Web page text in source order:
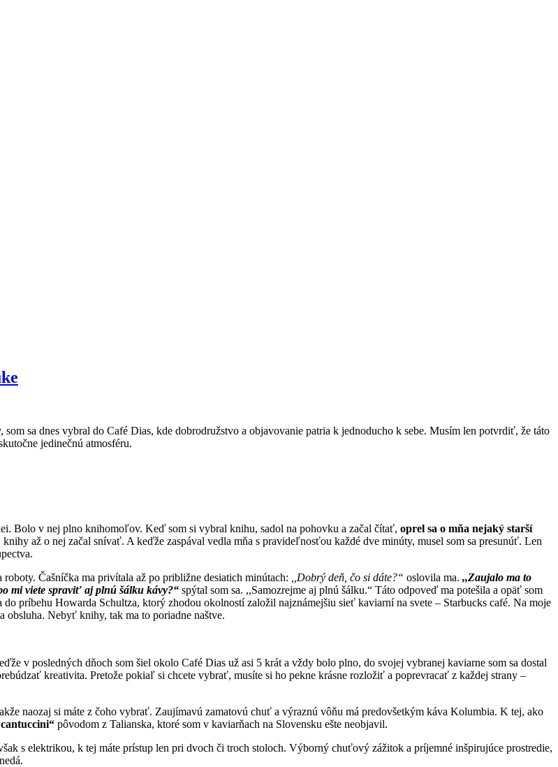
sa dnes vybral do Café Dias, kde dobrodružstvo a objavovanie patria k jednoducho k sebe. Musím len potvrdiť, že táto
jedinečnú atmosféru.
Bolo v nej plno knihomoľov. Keď som si vybral knihu, sadol na pohovku a začal čítať, oprel sa o mňa nejaký starší
až o nej začal snívať. A keďže zaspával vedla mňa s pravideľnosťou každé dve minúty, musel som sa presunúť. Len
Čašníčka ma privítala až po približne desiatich minútach:
,,Dobrý deň, čo si dáte?“ oslovila ma. ,,Zaujalo ma to
mi viete spraviť aj plnú šálku kávy?“ spýtal som sa. ,,Samozrejme aj plnú šálku.“ Táto odpoveď ma potešila a opäť som
príbehu Howarda Schultza, ktorý zhodou okolností založil najznámejšiu sieť kaviarní na svete – Starbucks café. Na moje
obsluha. Nebyť knihy, tak ma to poriadne naštve.
v posledných dňoch som šiel okolo Café Dias už asi 5 krát a vždy bolo plno, do svojej vybranej kaviarne som sa dostal
kreativita. Pretože pokiaľ si chcete vybrať, musíte si ho pekne krásne rozložiť a poprevracať z každej strany –
naozaj si máte z čoho vybrať. Zaujímavú zamatovú chuť a výraznú vôňu má predovšetkým káva Kolumbia. K tej, ako
pôvodom z Talianska, ktoré som v kaviarňach na Slovensku ešte neobjavil.
s elektrikou, k tej máte prístup len pri dvoch či troch stoloch. Výborný chuťový zážitok a príjemné inšpirujúce prostredie,